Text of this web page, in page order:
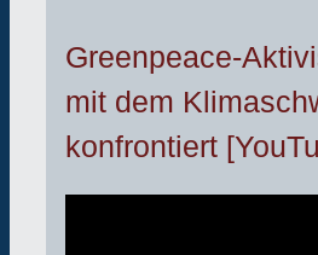
Greenpeace-
mit dem
konfrontiert